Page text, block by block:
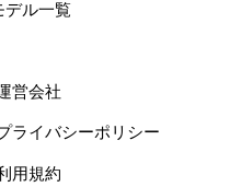
デル一覧
営会社
ライバシーポリシー
用規約